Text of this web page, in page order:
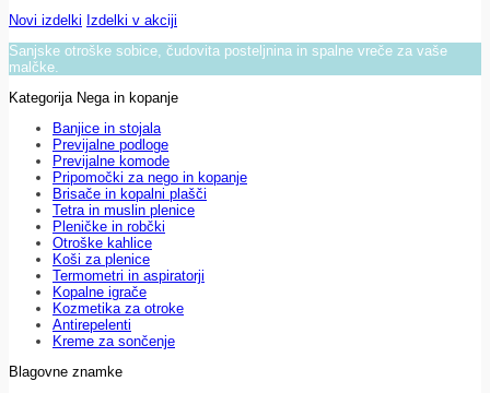
Novi izdelki Izdelki v akciji
Sanjske otroške sobice, čudovita posteljnina in spalne vreče za vaše
malčke.
Kategorija Nega in kopanje
Banjice in stojala
Previjalne podloge
Previjalne komode
Pripomočki za nego in kopanje
Brisače in kopalni plašči
Tetra in muslin plenice
Pleničke in robčki
Otroške kahlice
Koši za plenice
Termometri in aspiratorji
Kopalne igrače
Kozmetika za otroke
Antirepelenti
Kreme za sončenje
Blagovne znamke